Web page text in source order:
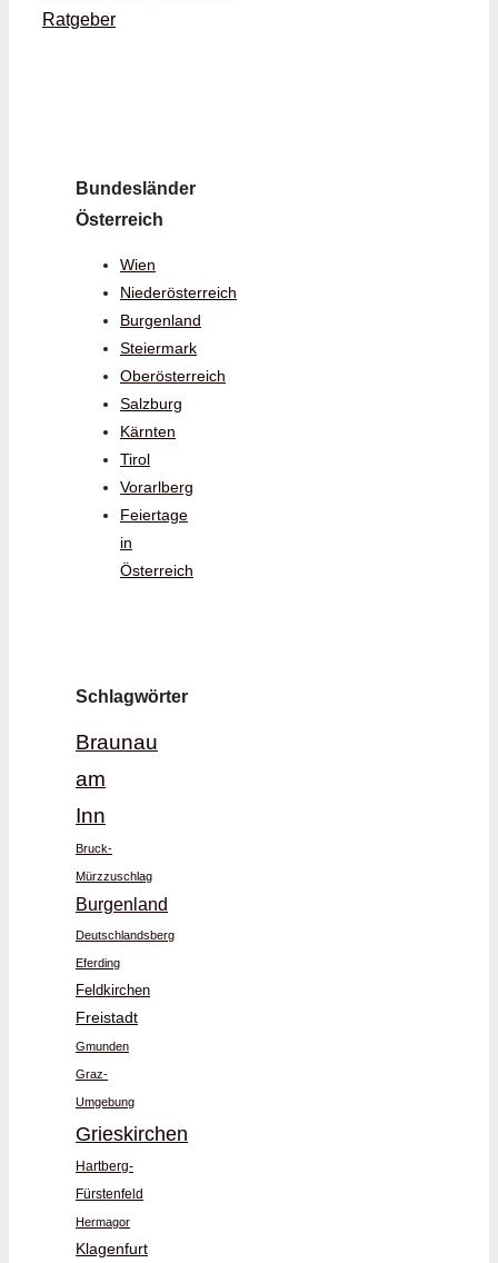
Ratgeber
Bundesländer
Österreich
Wien
Niederösterreich
Burgenland
Steiermark
Oberösterreich
Salzburg
Kärnten
Tirol
Vorarlberg
Feiertage
in
Österreich
Schlagwörter
Braunau
am
Inn
Bruck-
Mürzzuschlag
Burgenland
Deutschlandsberg
Eferding
Feldkirchen
Freistadt
Gmunden
Graz-
Umgebung
Grieskirchen
Hartberg-
Fürstenfeld
Hermagor
Klagenfurt